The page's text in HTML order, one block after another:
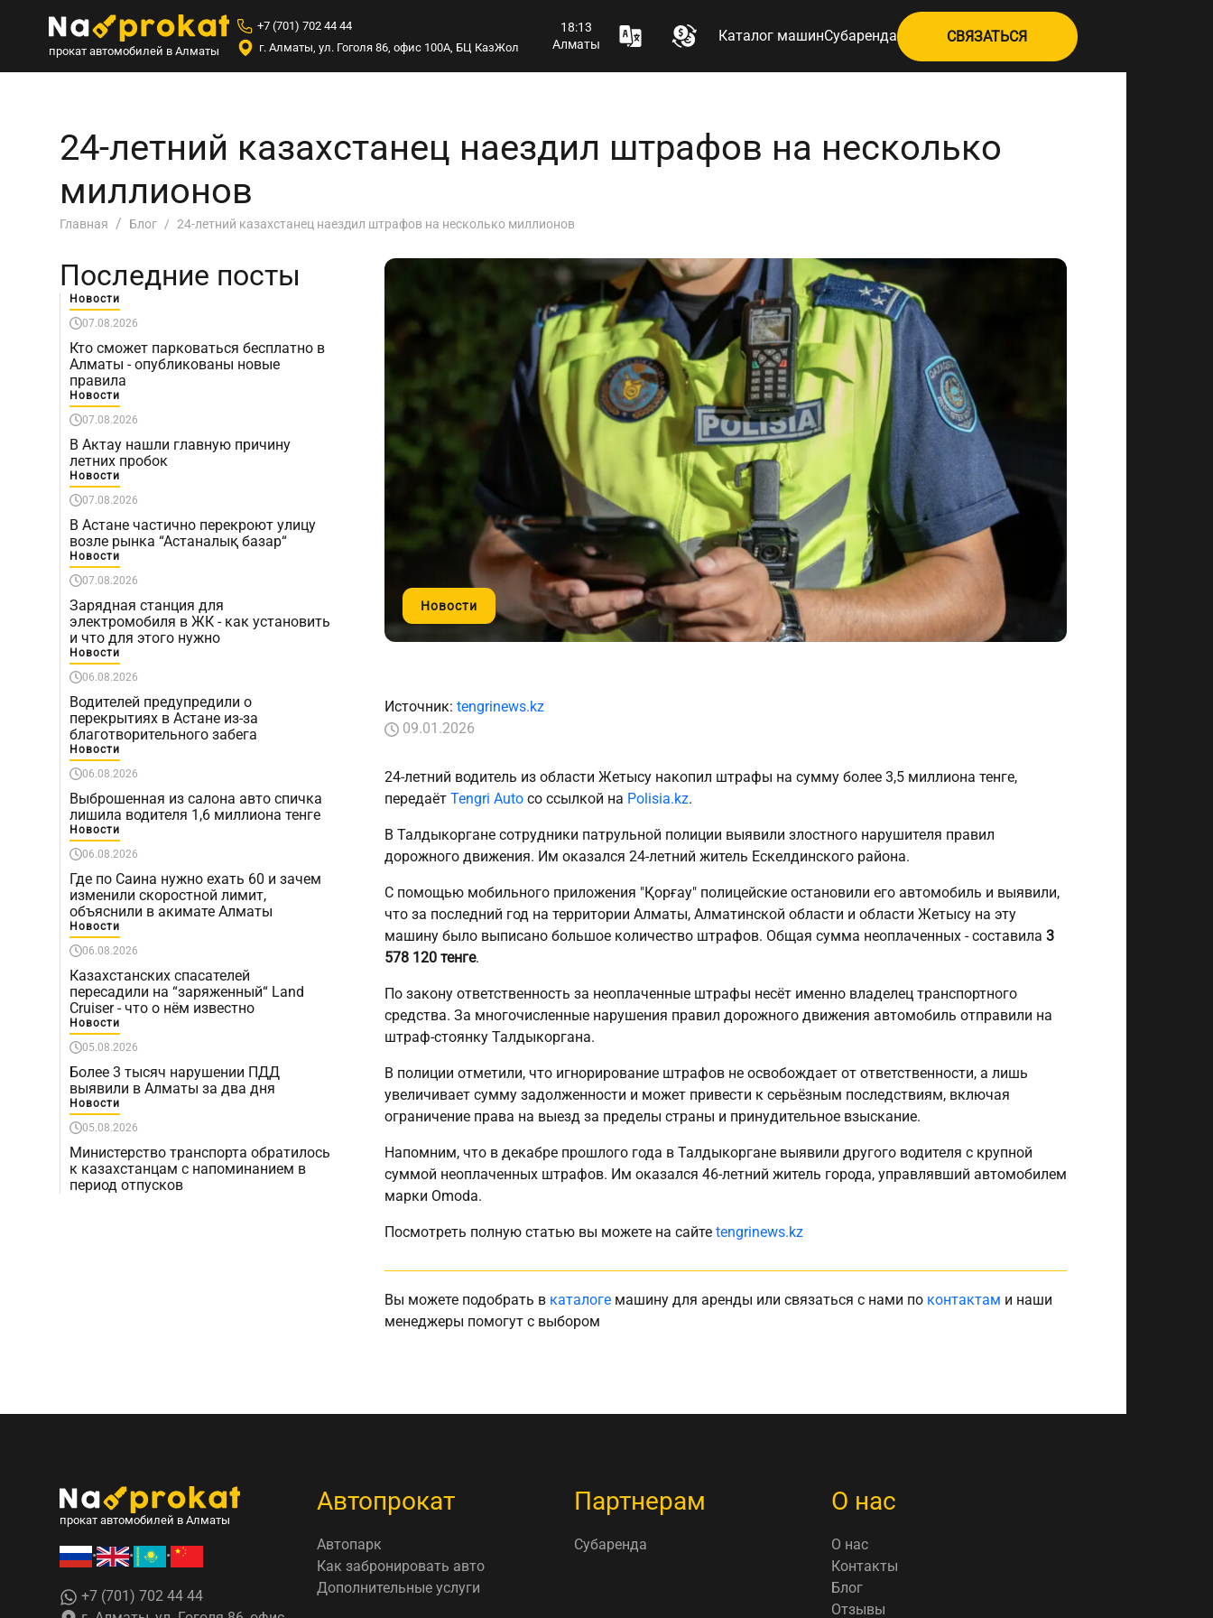
прокат автомобилей в Алматы
+7 (701) 702 44 44
г. Алматы, ул. Гоголя 86, офис 100А, БЦ КазЖол
18:13
Алматы
Каталог машинСубаренда СВЯЗАТЬСЯ
24-летний казахстанец наездил штрафов на несколько
миллионов
Главная Блог 24-летний казахстанец наездил штрафов на несколько миллионов
Последние посты
Новости
07.08.2026
Кто сможет парковаться бесплатно в
Алматы - опубликованы новые
правила
Новости
07.08.2026
В Актау нашли главную причину
летних пробок
Новости
07.08.2026
В Астане частично перекроют улицу
возле рынка “Астаналық базар“
Новости
07.08.2026
Зарядная станция для
электромобиля в ЖК - как установить
и что для этого нужно
Новости
06.08.2026
Водителей предупредили о
перекрытиях в Астане из-за
благотворительного забега
Новости
06.08.2026
Выброшенная из салона авто спичка
лишила водителя 1,6 миллиона тенге
Новости
06.08.2026
Где по Саина нужно ехать 60 и зачем
изменили скоростной лимит,
объяснили в акимате Алматы
Новости
06.08.2026
Казахстанских спасателей
пересадили на “заряженный“ Land
Cruiser - что о нём известно
Новости
05.08.2026
Более 3 тысяч нарушении ПДД
выявили в Алматы за два дня
Новости
05.08.2026
Министерство транспорта обратилось
к казахстанцам с напоминанием в
период отпусков
Новости
Источник: tengrinews.kz
09.01.2026
24-летний водитель из области Жетысу накопил штрафы на сумму более 3,5 миллиона тенге,
передаёт Tengri Auto со ссылкой на Polisia.kz.
В Талдыкоргане сотрудники патрульной полиции выявили злостного нарушителя правил
дорожного движения. Им оказался 24-летний житель Ескелдинского района.
С помощью мобильного приложения "Қорғау" полицейские остановили его автомобиль и выявили,
что за последний год на территории Алматы, Алматинской области и области Жетысу на эту
машину было выписано большое количество штрафов. Общая сумма неоплаченных - составила 3
578 120 тенге.
По закону ответственность за неоплаченные штрафы несёт именно владелец транспортного
средства. За многочисленные нарушения правил дорожного движения автомобиль отправили на
штраф-стоянку Талдыкоргана.
В полиции отметили, что игнорирование штрафов не освобождает от ответственности, а лишь
увеличивает сумму задолженности и может привести к серьёзным последствиям, включая
ограничение права на выезд за пределы страны и принудительное взыскание.
Напомним, что в декабре прошлого года в Талдыкоргане выявили другого водителя с крупной
суммой неоплаченных штрафов. Им оказался 46-летний житель города, управлявший автомобилем
марки Omoda.
Посмотреть полную статью вы можете на сайте tengrinews.kz
Вы можете подобрать в каталоге машину для аренды или связаться с нами по контактам и наши
менеджеры помогут с выбором
прокат автомобилей в Алматы
• • •
+7 (701) 702 44 44
Автопрокат
Автопарк
Как забронировать авто
Дополнительные услуги
Партнерам
Субаренда
О нас
О нас
Контакты
Блог
Отзывы